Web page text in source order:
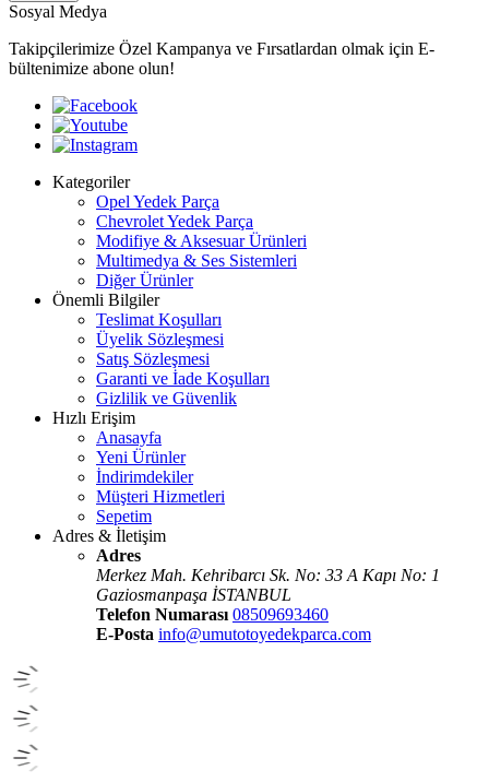
Sosyal Medya
Takipçilerimize Özel Kampanya ve Fırsatlardan olmak için E-
bültenimize abone olun!
Kategoriler
Opel Yedek Parça
Chevrolet Yedek Parça
Modifiye & Aksesuar Ürünleri
Multimedya & Ses Sistemleri
Diğer Ürünler
Önemli Bilgiler
Teslimat Koşulları
Üyelik Sözleşmesi
Satış Sözleşmesi
Garanti ve İade Koşulları
Gizlilik ve Güvenlik
Hızlı Erişim
Anasayfa
Yeni Ürünler
İndirimdekiler
Müşteri Hizmetleri
Sepetim
Adres & İletişim
Adres
Merkez Mah. Kehribarcı Sk. No: 33 A Kapı No: 1
Gaziosmanpaşa İSTANBUL
Telefon Numarası 08509693460
E-Posta info@umutotoyedekparca.com